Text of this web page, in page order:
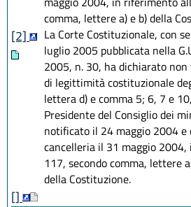
comma, lettere a) e b) della
[2]
La Corte Costituzionale, con
luglio 2005 pubblicata nella
2005, n. 30, ha dichiarato
di legittimità costituzionale
lettera d) e comma 5; 6, 7 e
Presidente del Consiglio dei
notificato il 24 maggio 2004 e
cancelleria il 31 maggio
117, secondo comma, lettere
della Costituzione.
[]